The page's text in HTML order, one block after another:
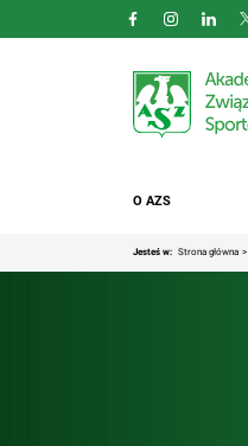
O AZS
Jesteś w: Strona główna